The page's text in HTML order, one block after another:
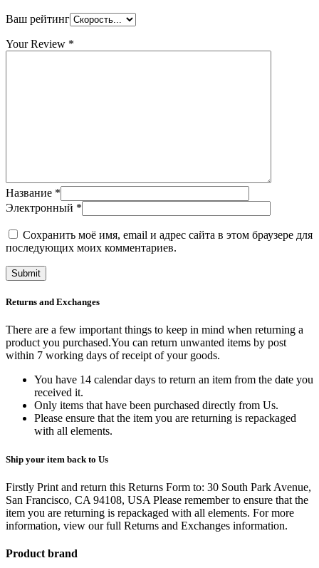
Ваш рейтинг
Your Review *
Название *
Электронный *
Сохранить моё имя, email и адрес сайта в этом браузере для
последующих моих комментариев.
Returns and Exchanges
There are a few important things to keep in mind when returning a
product you purchased.You can return unwanted items by post
within 7 working days of receipt of your goods.
You have 14 calendar days to return an item from the date you
received it.
Only items that have been purchased directly from Us.
Please ensure that the item you are returning is repackaged
with all elements.
Ship your item back to Us
Firstly Print and return this Returns Form to: 30 South Park Avenue,
San Francisco, CA 94108, USA Please remember to ensure that the
item you are returning is repackaged with all elements. For more
information, view our full Returns and Exchanges information.
Product brand